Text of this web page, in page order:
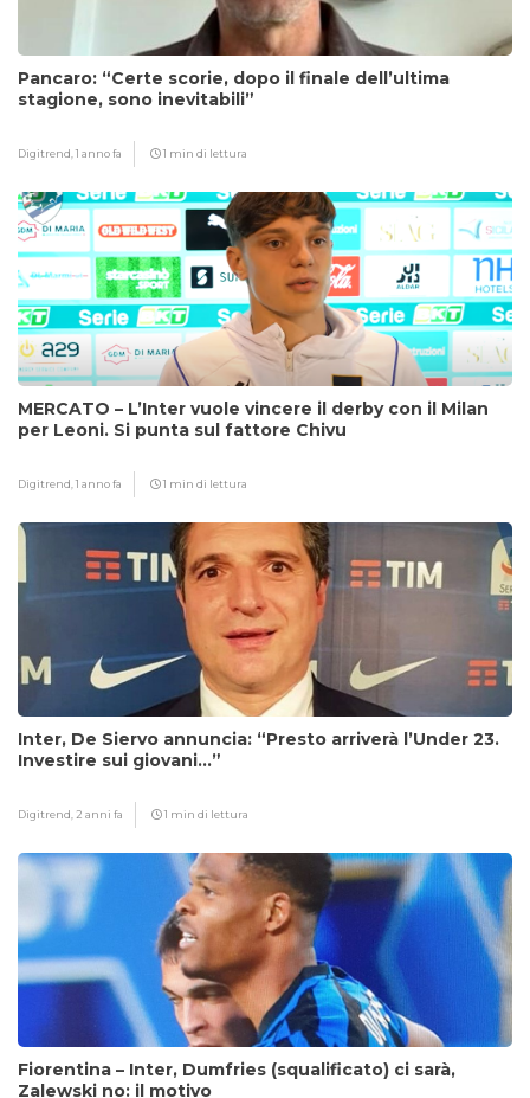
Pancaro: “Certe scorie, dopo il finale dell’ultima
stagione, sono inevitabili”
Digitrend,1 anno fa 1 min di lettura
MERCATO – L’Inter vuole vincere il derby con il Milan
per Leoni. Si punta sul fattore Chivu
Digitrend,1 anno fa 1 min di lettura
Inter, De Siervo annuncia: “Presto arriverà l’Under 23.
Investire sui giovani…”
Digitrend, 2 anni fa 1 min di lettura
Fiorentina – Inter, Dumfries (squalificato) ci sarà,
Zalewski no: il motivo